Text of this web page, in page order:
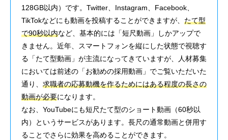
128GB以内）です。Twitter、Instagram、Facebook、
TikTokなどにも動画を投稿することができますが、 たて型
で90秒以内など、基本的には「短尺動画」しかアップで
きません。近年、スマートフォンを縦にした状態で視聴す
る「たて型動画」が主流になってきていますが、人材募集
においては前述の「お勧めの採用動画」でご覧いただいた
通り、 求職者の応募動機を作るためにはある程度の長さの
動画が必要になります。
なお、YouTubeにも短尺たて型のショート動画（60秒以
内）というサービスがあります。長尺の通常動画と併用す
ることでさらに効果を高めることができます。